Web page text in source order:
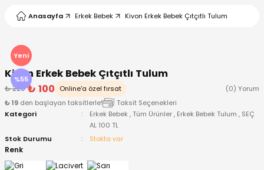
Anasayfa Erkek Bebek Kivon Erkek Bebek Çıtçıtlı Tulum
Yeni
%55
Kivon Erkek Bebek Çıtçıtlı Tulum
₺ 220 ₺ 100 Online'a özel fırsat
(0) Yorum
₺ 19 den başlayan taksitlerle!
Taksit Seçenekleri
Kategori
Erkek Bebek ,Tüm Ürünler , Erkek Bebek Tulum , SEÇ
AL 100 TL
Stok Durumu
Stokta var
Renk
Giyim
Bere ve Eldiven
Body
Body
ve Patik
Çıkışı ve Zıbın Seti